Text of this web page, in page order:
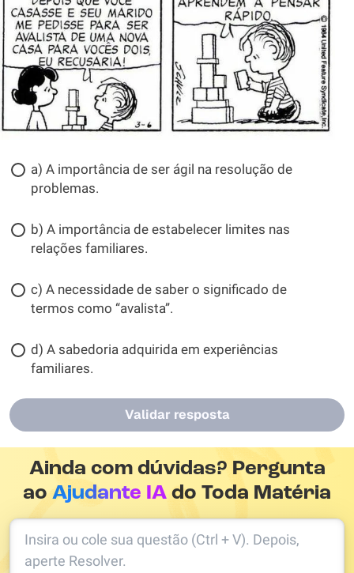
a) A importância de ser ágil na resolução de
problemas.
b) A importância de estabelecer limites nas
relações familiares.
c) A necessidade de saber o significado de
termos como “avalista”.
d) A sabedoria adquirida em experiências
familiares.
Validar resposta
Ainda com dúvidas? Pergunta
aoAjudante IA do Toda Matéria
Insira ou cole sua questão (Ctrl + V). Depois,
aperte Resolver.